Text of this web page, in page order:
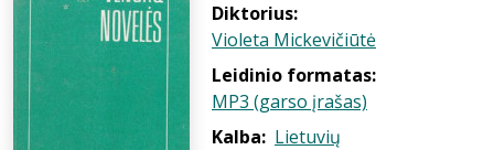
Diktorius:
Violeta Mickevičiūtė
Leidinio formatas:
MP3 (garso įrašas)
Kalba: Lietuvių